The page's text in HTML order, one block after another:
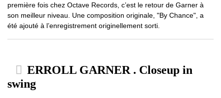
première fois chez Octave Records, c’est le retour de Garner à
son meilleur niveau. Une composition originale, "By Chance", a
été ajouté à l’enregistrement originellement sorti.
ERROLL GARNER . Closeup in
swing